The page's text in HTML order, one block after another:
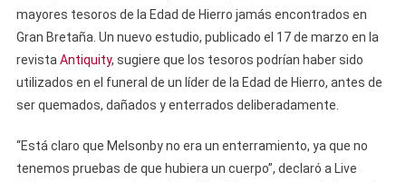
mayores tesoros de la Edad de Hierro jamás encontrados en
Gran Bretaña. Un nuevo estudio, publicado el 17 de marzo en la
revista Antiquity, sugiere que los tesoros podrían haber sido
utilizados en el funeral de un líder de la Edad de Hierro, antes de
ser quemados, dañados y enterrados deliberadamente.
“Está claro que Melsonby no era un enterramiento, ya que no
tenemos pruebas de que hubiera un cuerpo”, declaró a Live